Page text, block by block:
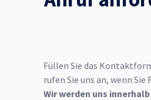
Füllen Sie das
rufen Sie uns an, wenn Sie
Wir werden uns